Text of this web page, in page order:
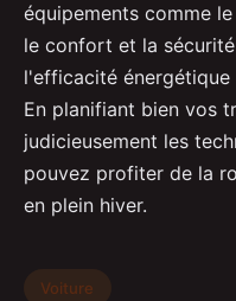
équipements comme le
le confort et la
l'efficacité
En planifiant bien vos
judicieusement les
pouvez profiter de la
en plein hiver.
Voiture